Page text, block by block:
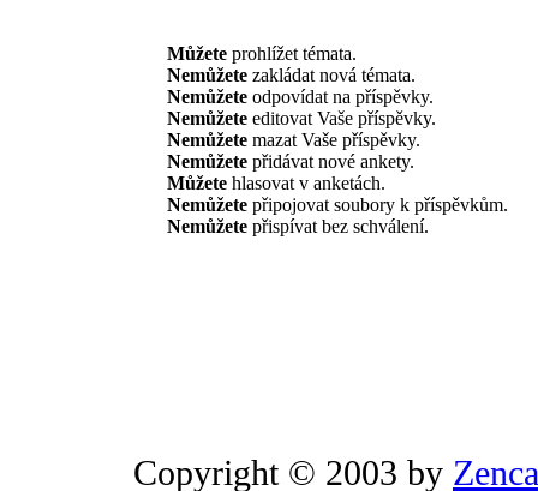
Můžete prohlížet témata.
Nemůžete zakládat nová témata.
Nemůžete odpovídat na příspěvky.
Nemůžete editovat Vaše příspěvky.
Nemůžete mazat Vaše příspěvky.
Nemůžete přidávat nové ankety.
Můžete hlasovat v anketách.
Nemůžete připojovat soubory k příspěvkům.
Nemůžete přispívat bez schválení.
Copyright © 2003 by